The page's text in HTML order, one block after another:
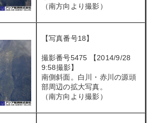
（南方向より撮影）
【写真番号18】
撮影番号5475 【2014/9/28
9:58撮影】
南側斜面。白川・赤川の源頭
部周辺の拡大写真。
（南方向より撮影）